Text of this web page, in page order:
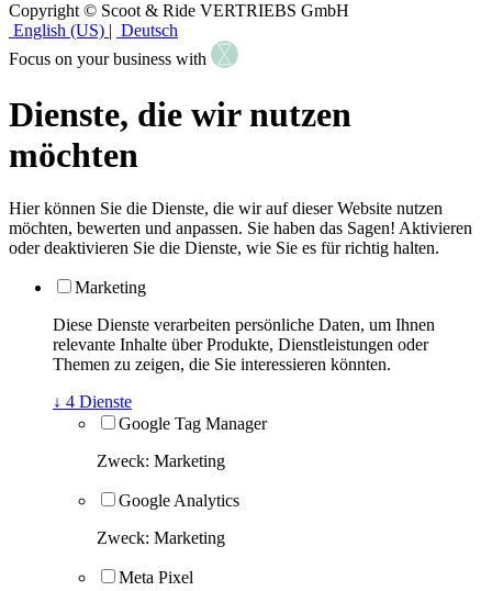
Copyright © Scoot & Ride VERTRIEBS GmbH
English (US) | Deutsch
Focus on your business with
Dienste, die wir nutzen
möchten
Hier können Sie die Dienste, die wir auf dieser Website nutzen
möchten, bewerten und anpassen. Sie haben das Sagen! Aktivieren
oder deaktivieren Sie die Dienste, wie Sie es für richtig halten.
Marketing
Diese Dienste verarbeiten persönliche Daten, um Ihnen
relevante Inhalte über Produkte, Dienstleistungen oder
Themen zu zeigen, die Sie interessieren könnten.
↓ 4 Dienste
Google Tag Manager
Zweck: Marketing
Google Analytics
Zweck: Marketing
Meta Pixel